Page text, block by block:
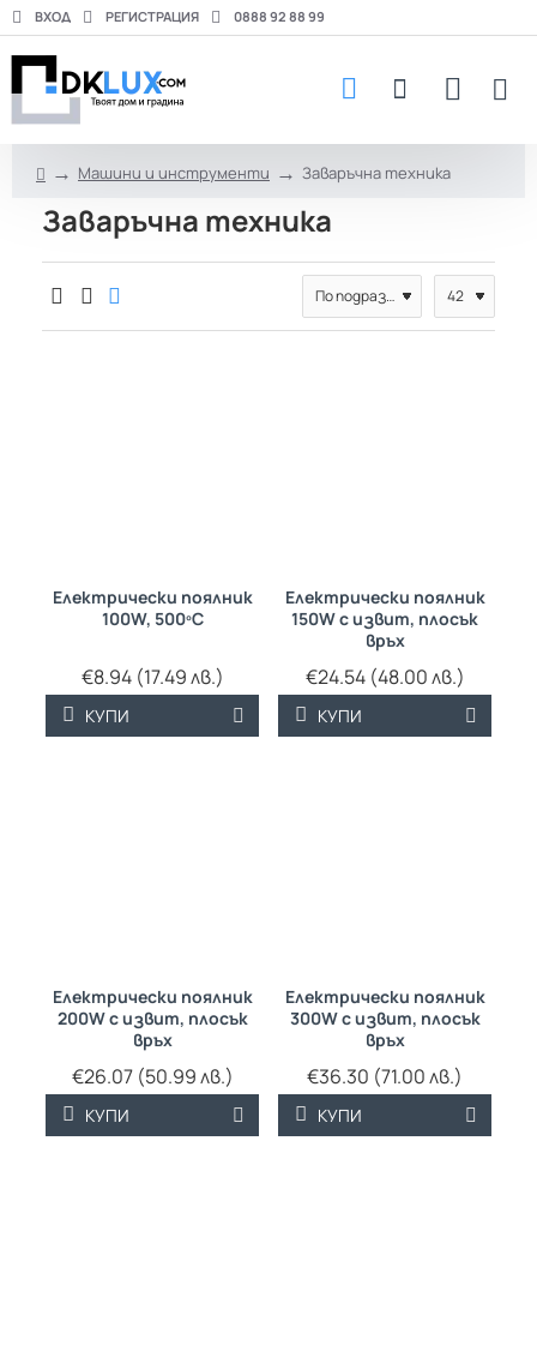
ВХОД РЕГИСТРАЦИЯ 0888 92 88 99
m
e
Машини и инструменти Заваръчна техника
Заваръчна техника
Електрически поялник
100W, 500ºC
€8.94 (17.49 лв.)
КУПИ
Електрически поялник
150W с извит, плосък
връх
€24.54 (48.00 лв.)
КУПИ
Електрически поялник
200W с извит, плосък
връх
€26.07 (50.99 лв.)
КУПИ
Електрически поялник
300W с извит, плосък
връх
€36.30 (71.00 лв.)
КУПИ